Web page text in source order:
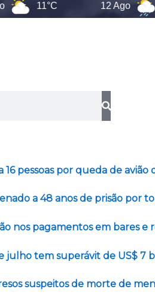
11°C 12 Ago
16 pessoas por queda de avião
a 48 anos de prisão por
nos pagamentos em bares e
julho tem superávit de US$ 7
suspeitos de morte de